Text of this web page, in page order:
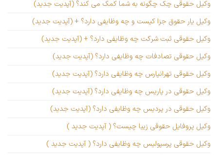
وکیل حقوقی چک چگونه به شما کمک می کند؟ (آپدیت جدید)
وکیل یار حقوق جزا کیست و چه وظایفی دارد؟ + (آپدیت جدید)
وکیل حقوقی ثبت شرکت چه وظایفی دارد؟ + (آپدیت جدید)
وکیل حقوقی تصادفات چه وظایفی دارد؟ (آپدیت جدید)
وکیل حقوقی تهرانپارس چه وظایفی دارد؟ (آپدیت جدید)
وکیل حقوقی در پاریس چه وظایفی دارد؟ (آپدیت جدید)
وکیل حقوقی در پردیس چه وظایفی دارد؟ (آپدیت جدید)
وکیل پروفایل حقوقی زیبا چیست؟ ( آپدیت جدید )
وکیل حقوقی پرسپولیس چه وظایفی دارد؟ ( آپدیت جدید )